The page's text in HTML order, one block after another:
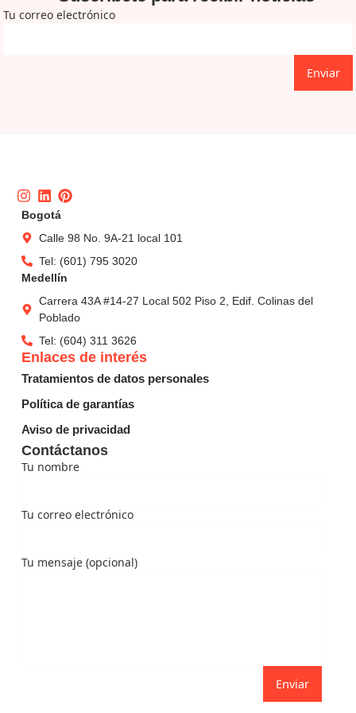
Tu correo electrónico
Enviar
Instagram
Linkedin
Pinterest
Bogotá
Calle 98 No. 9A-21 local 101
Tel: (601) 795 3020
Medellín
Carrera 43A #14-27 Local 502 Piso 2, Edif. Colinas del
Poblado
Tel: (604) 311 3626
Contáctanos
Tu nombre
Tu correo electrónico
Tu mensaje (opcional)
Enviar
Enlaces de interés
Tratamientos de datos personales
Política de garantías
Aviso de privacidad